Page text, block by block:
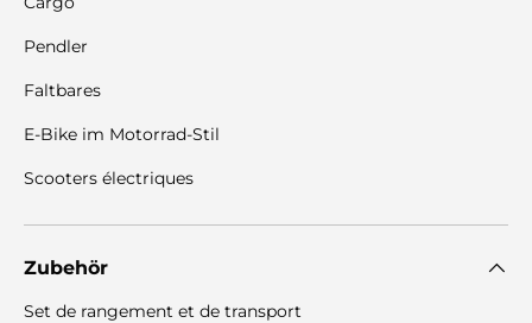
Pendler
Faltbares
E-Bike im Motorrad-Stil
Scooters électriques
Zubehör
Set de rangement et de transport